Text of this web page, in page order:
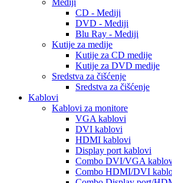
Mediji
CD - Mediji
DVD - Mediji
Blu Ray - Mediji
Kutije za medije
Kutije za CD medije
Kutije za DVD medije
Sredstva za čišćenje
Sredstva za čišćenje
Kablovi
Kablovi za monitore
VGA kablovi
DVI kablovi
HDMI kablovi
Display port kablovi
Combo DVI/VGA
Combo HDMI/DVI